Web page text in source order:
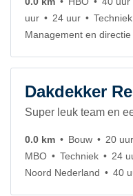
uur
24 uur Techniek
Management en directie
Dakdekker
Super leuk team en
0.0 km Bouw 20 uur
MBO
Techniek 24
Noord Nederland
40